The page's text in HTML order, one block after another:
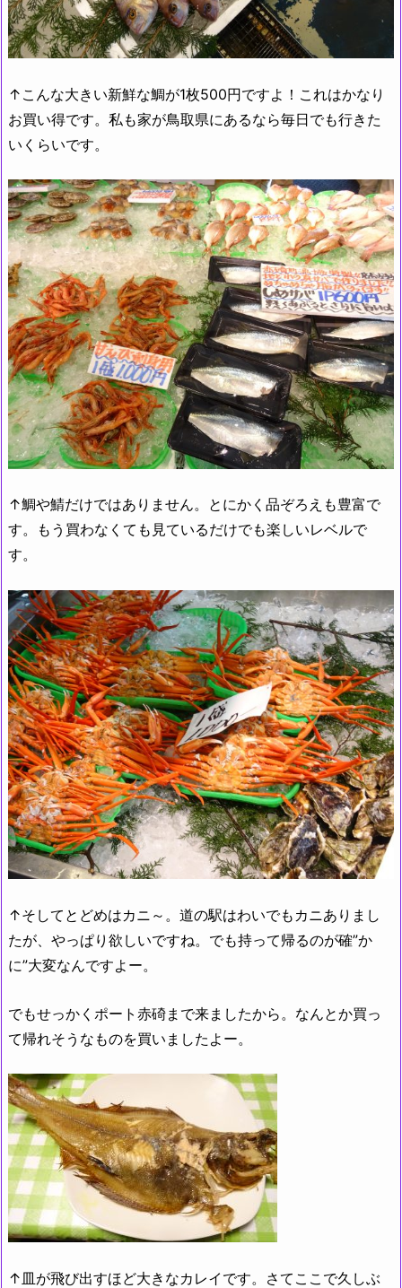
↑こんな大きい新鮮な鯛が1枚500円ですよ！これはかなり
お買い得です。私も家が鳥取県にあるなら毎日でも行きた
いくらいです。
↑鯛や鯖だけではありません。とにかく品ぞろえも豊富で
す。もう買わなくても見ているだけでも楽しいレベルで
す。
↑そしてとどめはカニ～。道の駅はわいでもカニありまし
たが、やっぱり欲しいですね。でも持って帰るのが確”か
に”大変なんですよー。
でもせっかくポート赤碕まで来ましたから。なんとか買っ
て帰れそうなものを買いましたよー。
↑皿が飛び出すほど大きなカレイです。さてここで久しぶ